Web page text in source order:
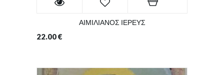
ΑΙΜΙΛΙΑΝΟΣ ΙΕΡΕΥΣ
22.00€